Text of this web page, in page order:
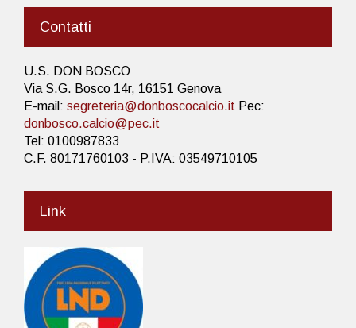
Contatti
U.S. DON BOSCO
Via S.G. Bosco 14r, 16151 Genova
E-mail: segreteria@donboscocalcio.it Pec:
donbosco.calcio@pec.it
Tel: 0100987833
C.F. 80171760103 - P.IVA: 03549710105
Link